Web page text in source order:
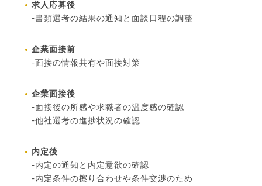
求人応募後
-書類選考の結果の通知と面談日程の調整
企業面接前
-面接の情報共有や面接対策
企業面接後
-面接後の所感や求職者の温度感の確認
-他社選考の進捗状況の確認
内定後
-内定の通知と内定意欲の確認
-内定条件の擦り合わせや条件交渉のため